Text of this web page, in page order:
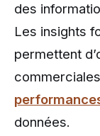
des
Les insights
permettent
données.